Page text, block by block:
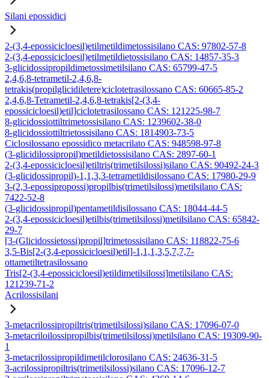
Silani epossidici
2-(3,4-epossicicloesil)etilmetildimetossisilano CAS: 97802-57-8
2-(3,4-epossicicloesil)etilmetildietossisilano CAS: 14857-35-3
3-glicidossipropildimetossimetilsilano CAS: 65799-47-5
2,4,6,8-tetrametil-2,4,6,8-
tetrakis(propilglicidiletere)ciclotetrasilossano CAS: 60665-85-2
2,4,6,8-Tetrametil-2,4,6,8-tetrakis[2-(3,4-
epossicicloesil)etil]ciclotetrasilossano CAS: 121225-98-7
8-glicidossiottiltrimetossisilano CAS: 1239602-38-0
8-glicidossiottiltrietossisilano CAS: 1814903-73-5
Ciclosilossano epossidico metacrilato CAS: 948598-97-8
(3-glicidilossipropil)metildietossisilano CAS: 2897-60-1
2-(3,4-epossicicloesil)etiltris(trimetilsilossi)silano CAS: 90492-24-3
(3-glicidossipropil)-1,1,3,3-tetrametildisilossano CAS: 17980-29-9
3-(2,3-epossipropossi)propilbis(trimetilsilossi)metilsilano CAS:
7422-52-8
(3-glicidossipropil)pentametildisilossano CAS: 18044-44-5
2-(3,4-epossicicloesil)etilbis(trimetilsilossi)metilsilano CAS: 65842-
29-7
[3-(Glicidossietossi)propil]trimetossisilano CAS: 118822-75-6
3,5-Bis[2-(3,4-epossicicloesil)etil]-1,1,1,3,5,7,7,7-
ottametiltetrasilossano
Tris[2-(3,4-epossicicloesil)etildimetilsilossi]metilsilano CAS:
121239-71-2
Acrilossisilani
3-metacrilossipropiltris(trimetilsilossi)silano CAS: 17096-07-0
3-metacriloilossipropilbis(trimetilsilossi)metilsilano CAS: 19309-90-
1
3-metacrilossipropildimetilclorosilano CAS: 24636-31-5
3-acrilossipropiltris(trimetilsilossi)silano CAS: 17096-12-7